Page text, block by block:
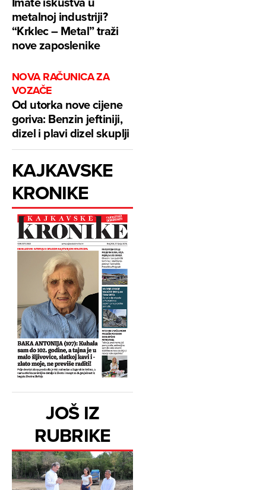
metalnoj industriji?
“Krklec – Metal” traži
nove zaposlenike
NOVA RAČUNICA ZA
VOZAČE
Od utorka nove cijene
goriva: Benzin jeftiniji,
dizel i plavi dizel skuplji
KAJKAVSKE
KRONIKE
JOŠ IZ
RUBRIKE